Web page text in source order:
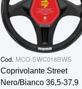
Cod. MCO-SWC018BWS
Coprivolante Street
Nero/Bianco 36,5-37,9